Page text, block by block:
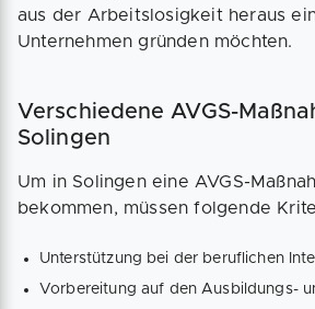
aus der Arbeitslosigkeit heraus
Unternehmen gründen möchten.
Verschiedene AVGS-
Solingen
Um in Solingen eine AVGS-
bekommen, müssen folgende
Unterstützung bei der beruflichen
Vorbereitung auf den Ausbildungs-